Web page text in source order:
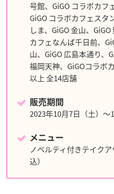
号館、GiGO コラボカフ
GiGO コラボカフェスタ
しま、GiGO 金山、
カフェなんば千日前、
山、GiGO 広島本通り、
福岡天神、GiGOコラボ
以上 全14店舗
販売期間
2023年10月7日（土）～
メニュー
ノベルティ付きテイク
込）